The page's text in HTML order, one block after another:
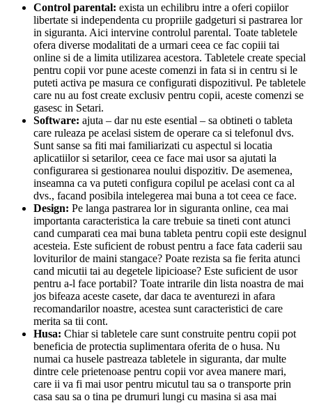
Control parental: exista un echilibru intre a oferi copiilor
libertate si independenta cu propriile gadgeturi si pastrarea lor
in siguranta. Aici intervine controlul parental. Toate tabletele
ofera diverse modalitati de a urmari ceea ce fac copiii tai
online si de a limita utilizarea acestora. Tabletele create special
pentru copii vor pune aceste comenzi in fata si in centru si le
puteti activa pe masura ce configurati dispozitivul. Pe tabletele
care nu au fost create exclusiv pentru copii, aceste comenzi se
gasesc in Setari.
Software: ajuta – dar nu este esential – sa obtineti o tableta
care ruleaza pe acelasi sistem de operare ca si telefonul dvs.
Sunt sanse sa fiti mai familiarizati cu aspectul si locatia
aplicatiilor si setarilor, ceea ce face mai usor sa ajutati la
configurarea si gestionarea noului dispozitiv. De asemenea,
inseamna ca va puteti configura copilul pe acelasi cont ca al
dvs., facand posibila intelegerea mai buna a tot ceea ce face.
Design: Pe langa pastrarea lor in siguranta online, cea mai
importanta caracteristica la care trebuie sa tineti cont atunci
cand cumparati cea mai buna tableta pentru copii este designul
acesteia. Este suficient de robust pentru a face fata caderii sau
loviturilor de maini stangace? Poate rezista sa fie ferita atunci
cand micutii tai au degetele lipicioase? Este suficient de usor
pentru a-l face portabil? Toate intrarile din lista noastra de mai
jos bifeaza aceste casete, dar daca te aventurezi in afara
recomandarilor noastre, acestea sunt caracteristici de care
merita sa tii cont.
Husa: Chiar si tabletele care sunt construite pentru copii pot
beneficia de protectia suplimentara oferita de o husa. Nu
numai ca husele pastreaza tabletele in siguranta, dar multe
dintre cele prietenoase pentru copii vor avea manere mari,
care ii va fi mai usor pentru micutul tau sa o transporte prin
casa sau sa o tina pe drumuri lungi cu masina si asa mai